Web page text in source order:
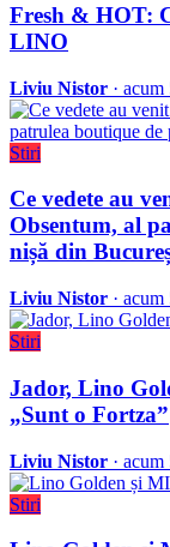
Fresh & HOT:
LINO
Liviu Nistor · acum
Stiri
Ce vedete au
Obsentum, al
nișă din
Liviu Nistor · acum
Stiri
Jador, Lino
„Sunt o Fortza”
Liviu Nistor · acum
Stiri